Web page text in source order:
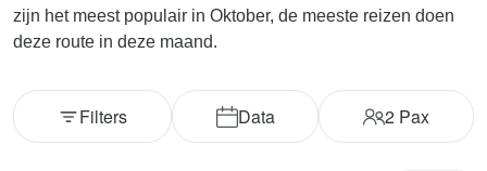
zijn het meest populair in Oktober, de meeste reizen doen
deze route in deze maand.
Data 2 Pax
Filters